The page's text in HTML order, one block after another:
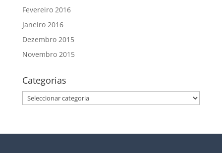
Fevereiro 2016
Janeiro 2016
Dezembro 2015
Novembro 2015
Categorias
Categorias